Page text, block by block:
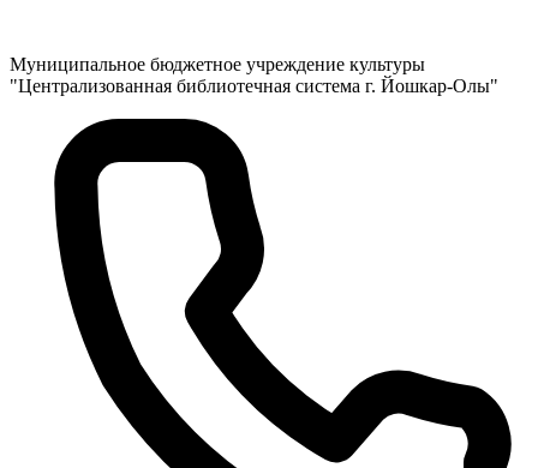
Муниципальное бюджетное учреждение культуры
"Централизованная библиотечная система г. Йошкар-Олы"